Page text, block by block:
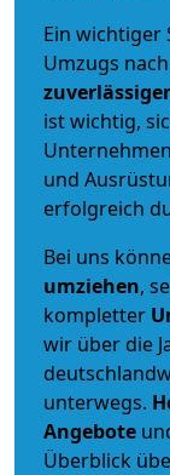
Ein wichtiger
Umzugs
ist wichtig,
und
erfolgreich
Bei uns
umziehen,
kompletter
wir über die
unterwegs.
Angebote
Überblick